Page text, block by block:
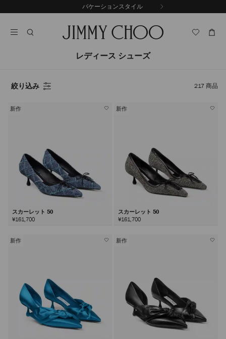
ン
ス
ラ
バケーションスタイル
レディース シューズ
絞り込み 217商品
新作
スカーレット 50
¥161,700
新作
スカーレット 50
¥161,700
新作 新作